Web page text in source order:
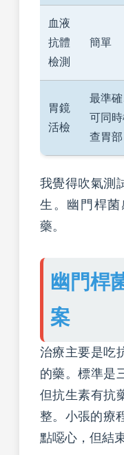
血液
抗體
檢測
簡單
胃鏡
活檢
最準確
可同
查胃部
我覺得吹氣測
生。幽門桿
藥。
幽門桿
案
治療主要是吃
的藥。標準是
但抗生素有抗
整。小張的療
點噁心，但結